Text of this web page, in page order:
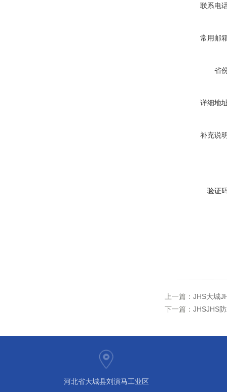
联系电
常用邮
省
详细地
补充说
验证
上一篇： JHS大城
下一篇： JHSJHS
河北省大城县刘演马工业区